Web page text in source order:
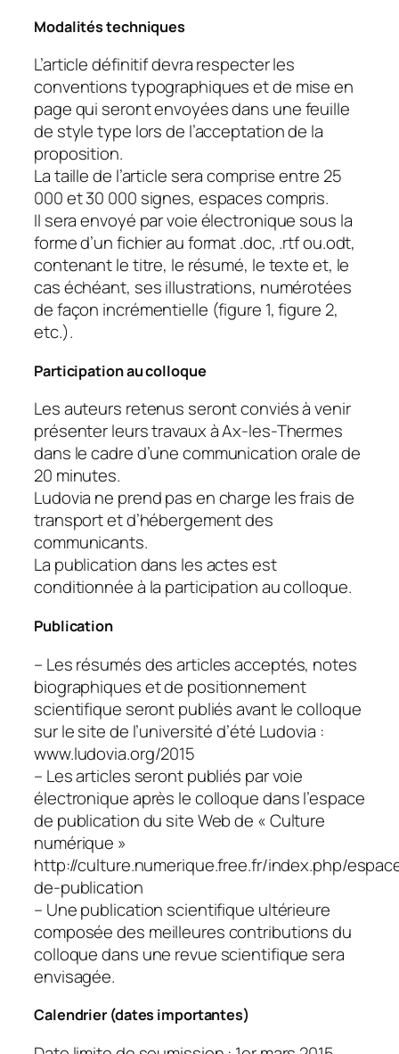
Modalités techniques
L’article définitif devra respecter les
conventions typographiques et de mise en
page qui seront envoyées dans une feuille
de style type lors de l’acceptation de la
proposition.
La taille de l’article sera comprise entre 25
000 et 30 000 signes, espaces compris.
Il sera envoyé par voie électronique sous la
forme d’un fichier au format .doc, .rtf ou.odt,
contenant le titre, le résumé, le texte et, le
cas échéant, ses illustrations, numérotées
de façon incrémentielle (figure 1, figure 2,
etc.).
Participation au colloque
Les auteurs retenus seront conviés à venir
présenter leurs travaux à Ax-les-Thermes
dans le cadre d’une communication orale de
20 minutes.
Ludovia ne prend pas en charge les frais de
transport et d’hébergement des
communicants.
La publication dans les actes est
conditionnée à la participation au colloque.
Publication
– Les résumés des articles acceptés, notes
biographiques et de positionnement
scientifique seront publiés avant le colloque
sur le site de l’université d’été Ludovia :
www.ludovia.org/2015
– Les articles seront publiés par voie
électronique après le colloque dans l’espace
de publication du site Web de « Culture
numérique »
http://culture.numerique.free.fr/index.php/
de-publication
– Une publication scientifique ultérieure
composée des meilleures contributions du
colloque dans une revue scientifique sera
envisagée.
Calendrier (dates importantes)